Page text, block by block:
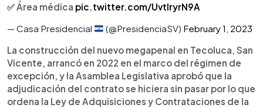
✅ Área médica pic.twitter.com/UvtlryrN9A
— Casa Presidencial
(@PresidenciaSV) February 1, 2023
La construcción del nuevo megapenal en Tecoluca, San
Vicente, arrancó en 2022 en el marco del régimen de
excepción, y la Asamblea Legislativa aprobó que la
adjudicación del contrato se hiciera sin pasar por lo que
ordena la Ley de Adquisiciones y Contrataciones de la